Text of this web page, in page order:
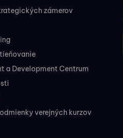
zámerov
a Development Centrum
verejných kurzov